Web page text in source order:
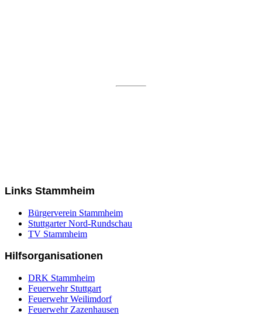
Links Stammheim
Bürgerverein Stammheim
Stuttgarter Nord-Rundschau
TV Stammheim
Hilfsorganisationen
DRK Stammheim
Feuerwehr Stuttgart
Feuerwehr Weilimdorf
Feuerwehr Zazenhausen